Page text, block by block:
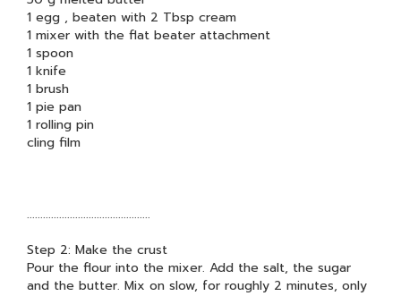
1 egg , beaten with 2 Tbsp cream
1 mixer with the flat beater attachment
1 spoon
1 knife
1 brush
1 pie pan
1 rolling pin
cling film
..............................................
Step 2: Make the crust
Pour the flour into the mixer. Add the salt, the sugar
and the butter. Mix on slow, for roughly 2 minutes, only